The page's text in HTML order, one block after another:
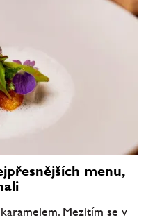
menu,
Mezitím se v